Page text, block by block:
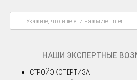
НАШИ ЭКСПЕРТНЫЕ
СТРОЙЭКСПЕРТИЗА